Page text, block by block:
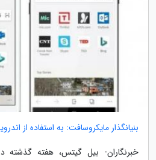
بنیانگذار مایکروسافت: به استفاده از
خبرنگاران- بیل گیتس، هفته گذشته